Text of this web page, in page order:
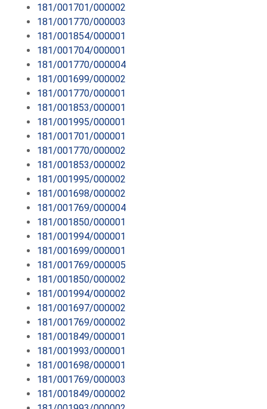
181/001701/000002
181/001770/000003
181/001854/000001
181/001704/000001
181/001770/000004
181/001699/000002
181/001770/000001
181/001853/000001
181/001995/000001
181/001701/000001
181/001770/000002
181/001853/000002
181/001995/000002
181/001698/000002
181/001769/000004
181/001850/000001
181/001994/000001
181/001699/000001
181/001769/000005
181/001850/000002
181/001994/000002
181/001697/000002
181/001769/000002
181/001849/000001
181/001993/000001
181/001698/000001
181/001769/000003
181/001849/000002